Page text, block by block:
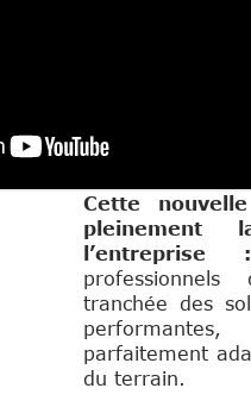
Cette
pleinement
l’entreprise :
tranchée des
parfaitement
du terrain.